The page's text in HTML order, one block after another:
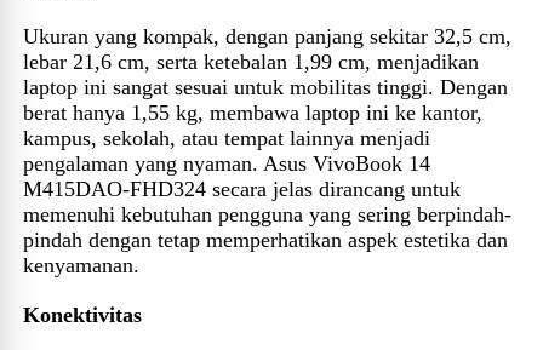
Ukuran yang kompak, dengan panjang sekitar 32,5 cm,
lebar 21,6 cm, serta ketebalan 1,99 cm, menjadikan
laptop ini sangat sesuai untuk mobilitas tinggi. Dengan
berat hanya 1,55 kg, membawa laptop ini ke kantor,
kampus, sekolah, atau tempat lainnya menjadi
pengalaman yang nyaman. Asus VivoBook 14
M415DAO-FHD324 secara jelas dirancang untuk
memenuhi kebutuhan pengguna yang sering berpindah-
pindah dengan tetap memperhatikan aspek estetika dan
kenyamanan.
Konektivitas